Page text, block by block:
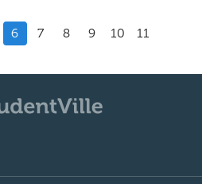
6 7 8 9 10 11